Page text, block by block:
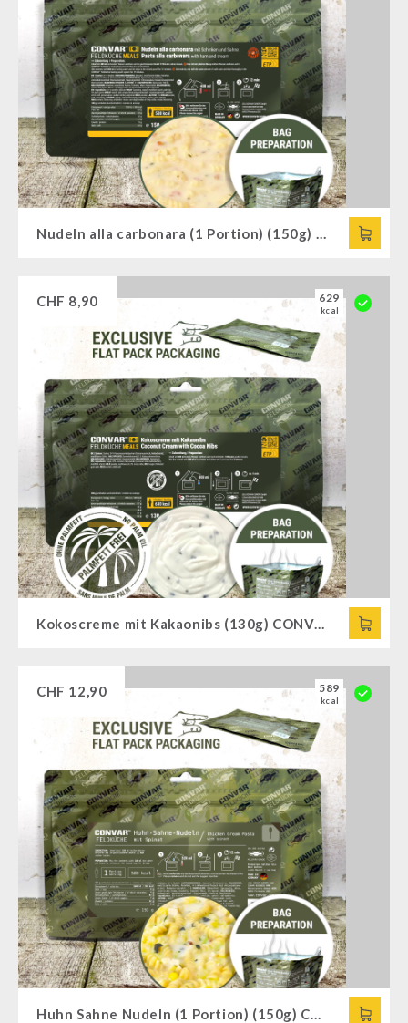
CHF 8,90 629
kcal
Kokoscreme mit Kakaonibs (130g) CONVAR™ Feldküche
CHF 12,90 589
kcal